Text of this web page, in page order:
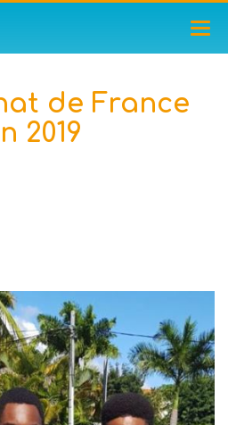
de France
2019